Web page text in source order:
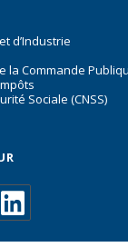
d’Industrie
la Commande
Sociale (CNSS)